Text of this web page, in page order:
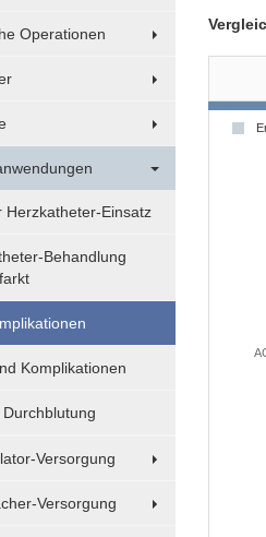
Operationen
Herzkatheter-Einsatz
Behandlung
Komplikationen
Versorgung
Versorgung
die einwandfreie Funktion
und Social Media